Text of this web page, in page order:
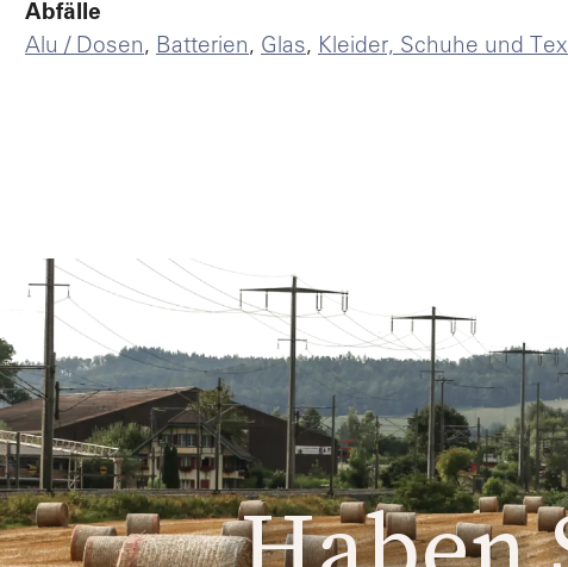
Abfälle
Alu / Dosen, Batterien, Glas, Kleider, Schuhe und